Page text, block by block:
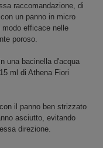
raccomandazione, di
un panno in micro
efficace nelle
poroso.
una bacinella d'acqua
ml di Athena Fiori
il panno ben strizzato
asciutto, evitando
direzione.